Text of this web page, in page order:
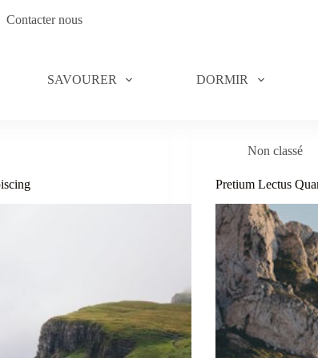
Contacter nous
SAVOURER DORMIR
Non classé
Pretium Lectus